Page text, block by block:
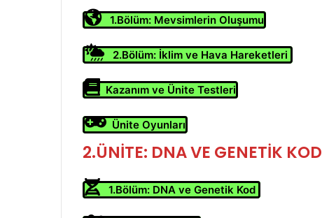
1.Bölüm: Mevsimlerin Oluşumu
2.Bölüm: İklim ve Hava Hareketleri
Kazanım ve Ünite Testleri
Ünite Oyunları
2.ÜNİTE: DNA VE GENETİK KOD
1.Bölüm: DNA ve Genetik Kod